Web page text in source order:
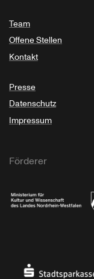
Team
Offene Stellen
Kontakt
Presse
Datenschutz
Impressum
Förderer